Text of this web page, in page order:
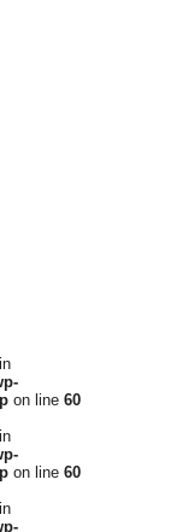
on line 60
on line 60